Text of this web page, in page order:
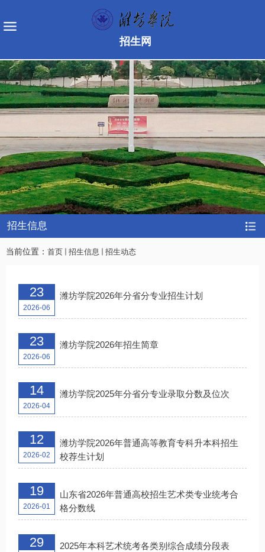
招生网
招生信息
当前位置： 首页 招生信息 招生动态
23
2026-06
潍坊学院2026年分省分专业招生计划
23
2026-06
潍坊学院2026年招生简章
14
2026-04
潍坊学院2025年分省分专业录取分数及位次
12
2026-02
潍坊学院2026年普通高等教育专科升本科招生
校荐生计划
19
2026-01
山东省2026年普通高校招生艺术类专业统考合
格分数线
29 2025年本科艺术统考各类别综合成绩分段表